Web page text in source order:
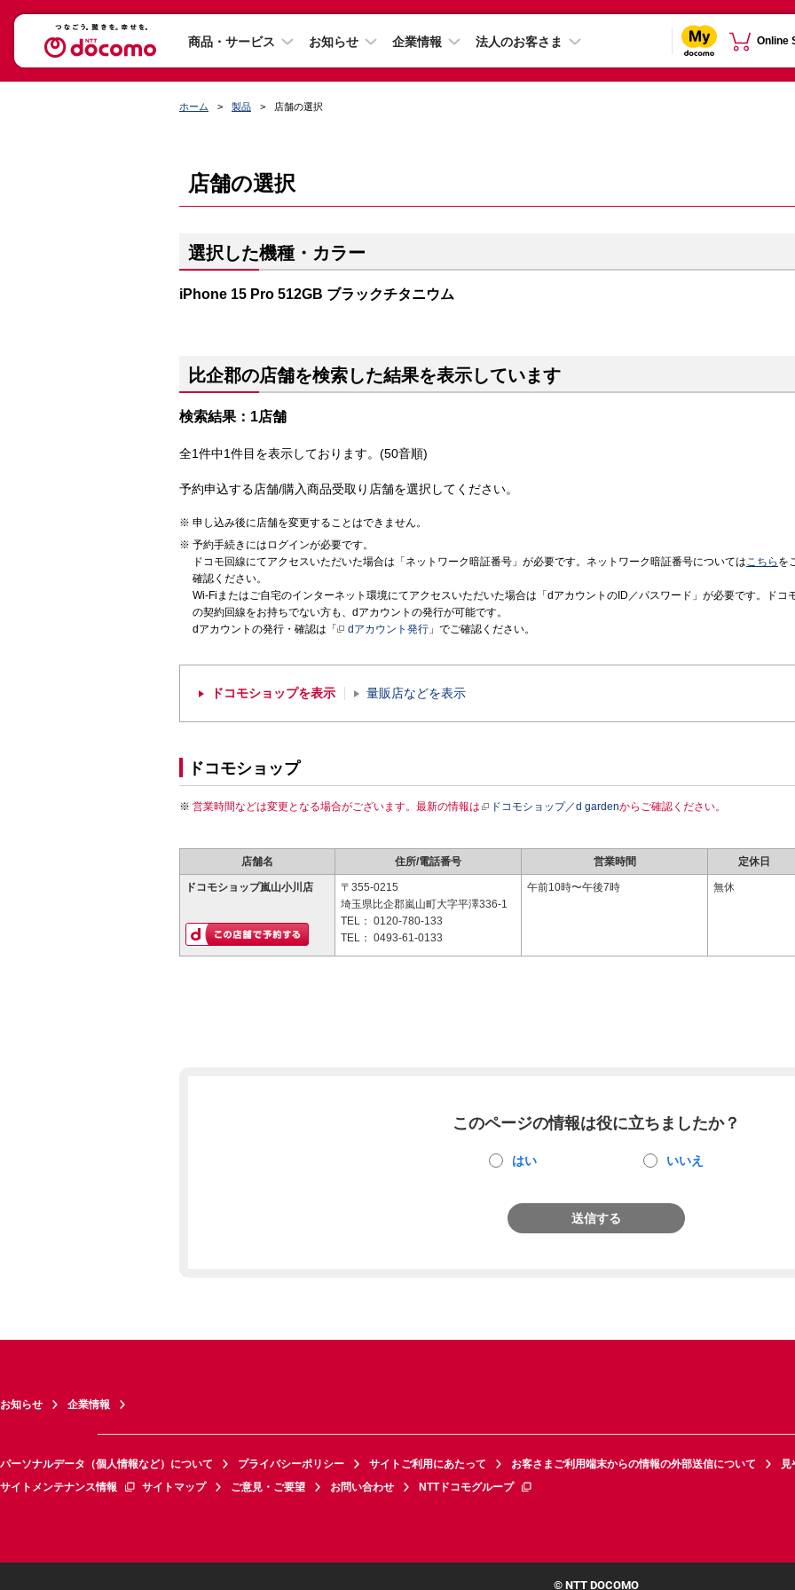
商品・サービス お知らせ 企業情報 法人のお客さま Online
ホーム 製品 店舗の選択
店舗の選択
選択した機種・カラー
iPhone 15 Pro 512GB ブラックチタニウム
比企郡の店舗を検索した結果を表示しています
検索結果：1店舗
全1件中1件目を表示しております。(50音順)
予約申込する店舗/購入商品受取り店舗を選択してください。
申し込み後に店舗を変更することはできません。
予約手続きにはログインが必要です。
ドコモ回線にてアクセスいただいた場合は「ネットワーク暗証番号」が必要です。ネットワーク暗証番号についてはこちら を
確認ください。
Wi-Fiまたはご自宅のインターネット環境にてアクセスいただいた場合は「dアカウントのID／パスワード」が必要です。ドコ
の契約回線をお持ちでない方も、dアカウントの発行が可能です。
dアカウントの発行・確認は「
dアカウント発行 」でご確認ください。
ドコモショップを表示 量販店などを表示
ドコモショップ
営業時間などは変更となる場合がございます。最新の情報は ドコモショップ／d gardenからご確認ください。
店舗名 住所/電話番号 営業時間 定休日
ドコモショップ嵐山小川店
〒355-0215
埼玉県比企郡嵐山町大字平澤336-1
TEL： 0120-780-133
TEL： 0493-61-0133
午前10時〜午後7時 無休
このページの情報は役に立ちましたか？
はい いいえ
送信する
お知らせ 企業情報
パーソナルデータ（個人情報など）について プライバシーポリシー サイトご利用にあたって お客さまご利用端末からの情報の外部送信について
見
サイトメンテナンス情報
サイトマップ ご意見・ご要望 お問い合わせ NTTドコモグループ
© NTT DOCOMO